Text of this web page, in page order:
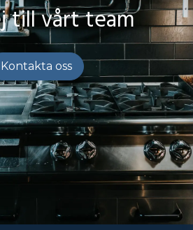
till vårt team
Kontakta oss